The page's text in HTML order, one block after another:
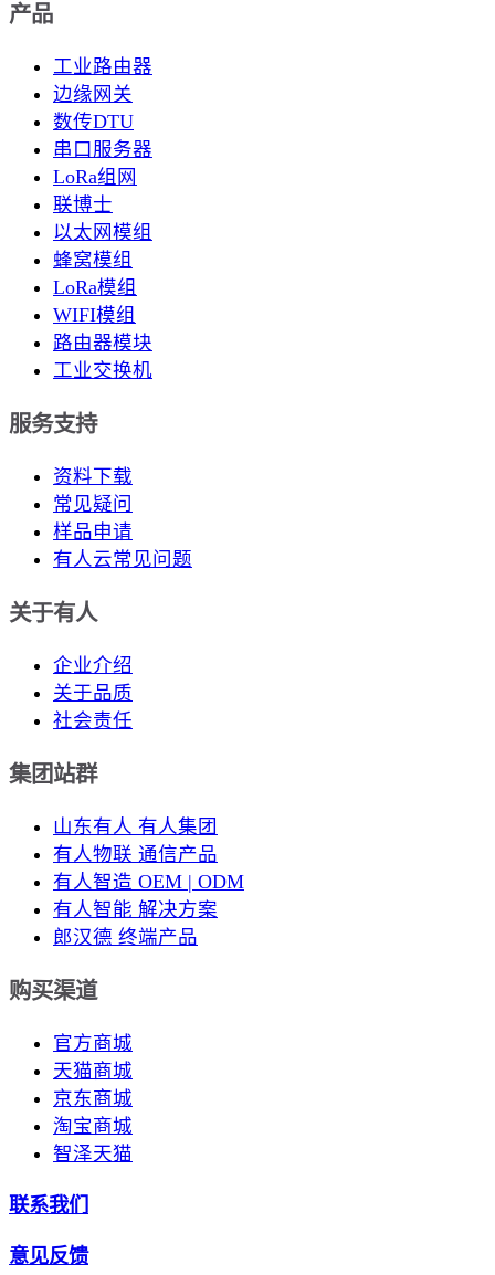
产品
工业路由器
边缘网关
数传DTU
串口服务器
LoRa组网
联博士
以太网模组
蜂窝模组
LoRa模组
WIFI模组
路由器模块
工业交换机
服务支持
资料下载
常见疑问
样品申请
有人云常见问题
关于有人
企业介绍
关于品质
社会责任
集团站群
山东有人 有人集团
有人物联 通信产品
有人智造 OEM | ODM
有人智能 解决方案
郎汉德 终端产品
购买渠道
官方商城
天猫商城
京东商城
淘宝商城
智泽天猫
联系我们
意见反馈